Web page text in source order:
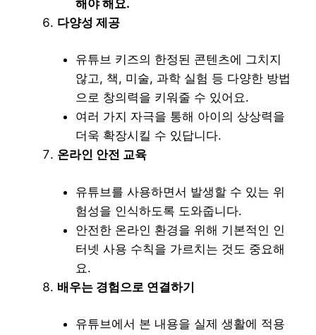
해야 해요.
다양성 제공
유튜브 키즈의 한정된 콘텐츠에 그치지
않고, 책, 미술, 과학 실험 등 다양한 방법
으로 창의력을 키워줄 수 있어요.
여러 가지 자극을 통해 아이의 상상력을
더욱 확장시킬 수 있답니다.
온라인 안전 교육
유튜브를 사용하면서 발생할 수 있는 위
험성을 인식하도록 도와줍니다.
안전한 온라인 환경을 위해 기본적인 인
터넷 사용 수칙을 가르치는 것도 중요해
요.
배우는 경험으로 연결하기
유튜브에서 본 내용을 실제 생활에 적용